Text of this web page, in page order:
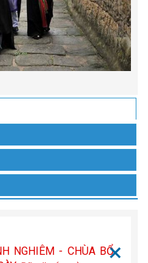
NGHIÊM - CHÙA BỔ